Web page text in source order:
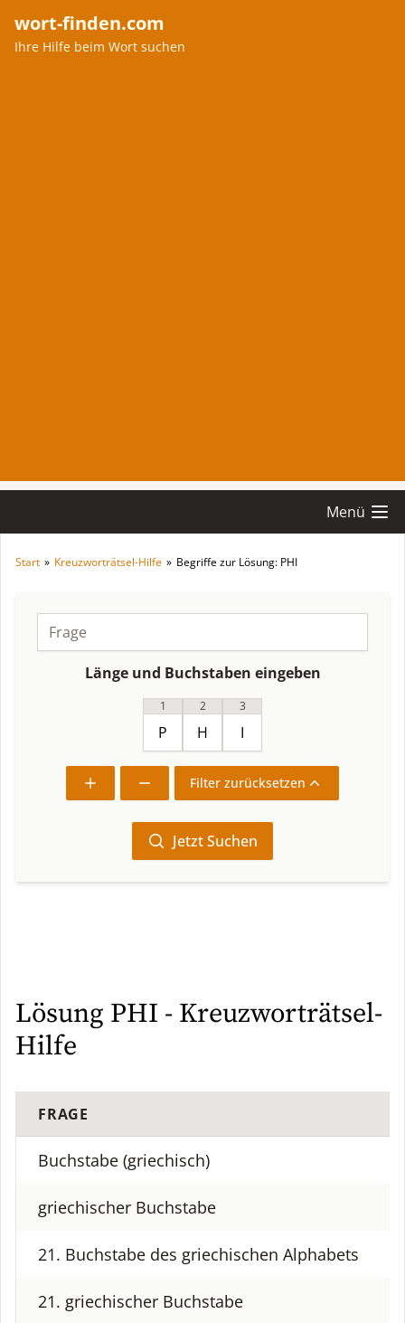
wort-finden.com
Ihre Hilfe beim Wort suchen
Menü
Start » Kreuzworträtsel-Hilfe » Begriffe zur Lösung: PHI
Länge und Buchstaben eingeben
1 2 3
Filter zurücksetzen
Jetzt Suchen
Lösung PHI - Kreuzworträtsel-
Hilfe
FRAGE
Buchstabe (griechisch)
griechischer Buchstabe
21. Buchstabe des griechischen Alphabets
21. griechischer Buchstabe